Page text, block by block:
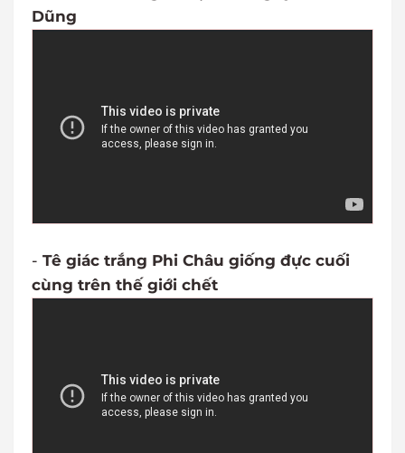
Dũng
- Tê giác trắng Phi Châu giống đực cuối
cùng trên thế giới chết